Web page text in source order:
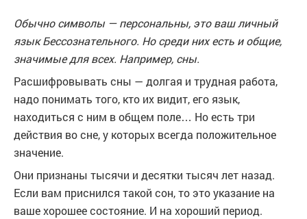
Обычно символы — персональны, это ваш личный
язык Бессознательного. Но среди них есть и общие,
значимые для всех. Например, сны.
Расшифровывать сны — долгая и трудная работа,
надо понимать того, кто их видит, его язык,
находиться с ним в общем поле… Но есть три
действия во сне, у которых всегда положительное
значение.
Они признаны тысячи и десятки тысяч лет назад.
Если вам приснился такой сон, то это указание на
ваше хорошее состояние. И на хороший период.